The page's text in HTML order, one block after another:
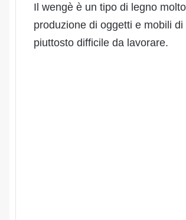
Il wengè è un tipo di legno
produzione di oggetti e mobili di
piuttosto difficile da lavorare.